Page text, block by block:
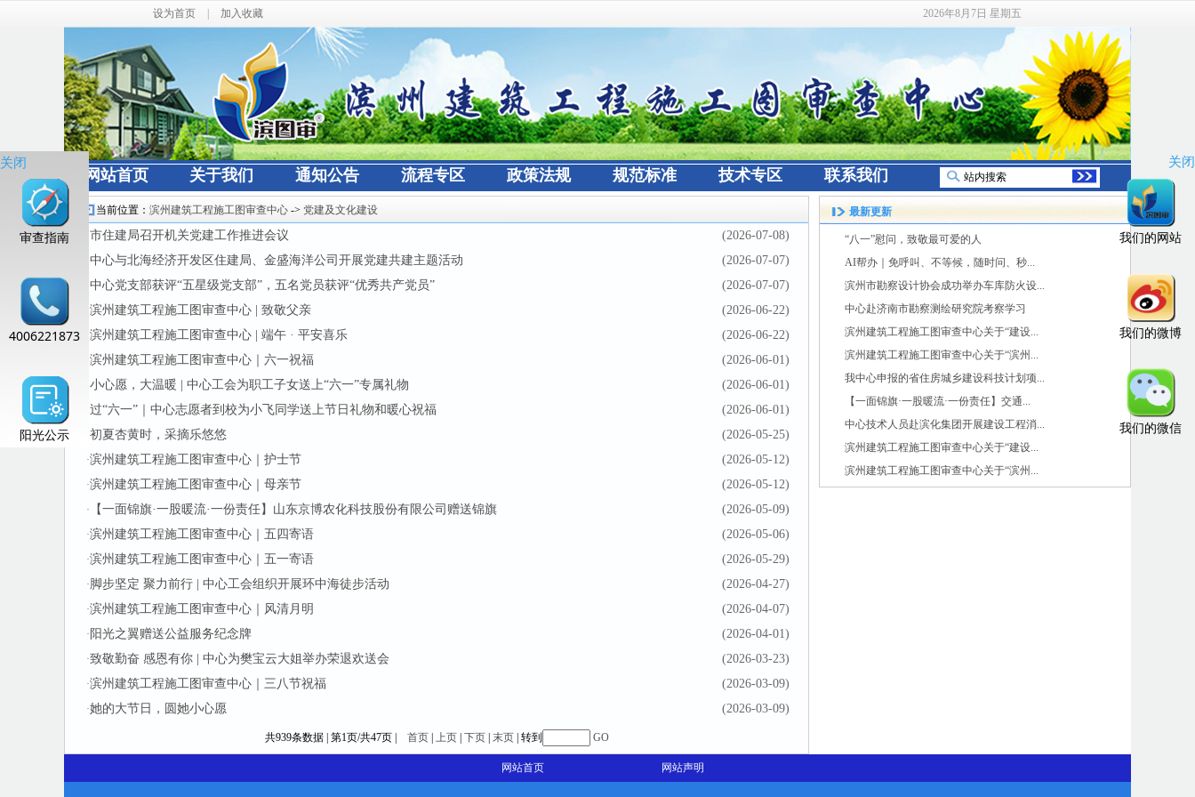
设为首页 加入收藏 2026年8月7日 星期五
网站首页 关于我们 通知公告 流程专区 政策法规 规范标准 技术专区 联系我们
当前位置：滨州建筑工程施工图审查中心 -> 党建及文化建设
·市住建局召开机关党建工作推进会议 (2026-07-08)
·中心与北海经济开发区住建局、金盛海洋公司开展党建共建主题活动 (2026-07-07)
·中心党支部获评“五星级党支部”，五名党员获评“优秀共产党员” (2026-07-07)
·滨州建筑工程施工图审查中心 | 致敬父亲 (2026-06-22)
·滨州建筑工程施工图审查中心 | 端午 · 平安喜乐 (2026-06-22)
·滨州建筑工程施工图审查中心｜六一祝福 (2026-06-01)
·小心愿，大温暖 | 中心工会为职工子女送上“六一”专属礼物 (2026-06-01)
·过“六一”｜中心志愿者到校为小飞同学送上节日礼物和暖心祝福 (2026-06-01)
·初夏杏黄时，采摘乐悠悠 (2026-05-25)
·滨州建筑工程施工图审查中心｜护士节 (2026-05-12)
·滨州建筑工程施工图审查中心｜母亲节 (2026-05-12)
· 【一面锦旗·一股暖流·一份责任】山东京博农化科技股份有限公司赠送锦旗 (2026-05-09)
·滨州建筑工程施工图审查中心｜五四寄语 (2026-05-06)
·滨州建筑工程施工图审查中心｜五一寄语 (2026-05-29)
·脚步坚定 聚力前行 | 中心工会组织开展环中海徒步活动 (2026-04-27)
·滨州建筑工程施工图审查中心｜风清月明 (2026-04-07)
· 阳光之翼赠送公益服务纪念牌 (2026-04-01)
·致敬勤奋 感恩有你 | 中心为樊宝云大姐举办荣退欢送会 (2026-03-23)
·滨州建筑工程施工图审查中心｜三八节祝福 (2026-03-09)
·她的大节日，圆她小心愿 (2026-03-09)
共939条数据 | 第1页/共47页 | 首页| 上页| 下页| 末页| 转到 GO
最新更新
“八一”慰问，致敬最可爱的人
AI帮办｜免呼叫、不等候，随时问、秒...
滨州市勘察设计协会成功举办车库防火设...
中心赴济南市勘察测绘研究院考察学习
滨州建筑工程施工图审查中心关于“建设...
滨州建筑工程施工图审查中心关于“滨州...
我中心申报的省住房城乡建设科技计划项...
【一面锦旗·一股暖流·一份责任】交通...
中心技术人员赴滨化集团开展建设工程消...
滨州建筑工程施工图审查中心关于“建设...
滨州建筑工程施工图审查中心关于“滨州...
关闭
审查指南
4006221873
阳光公示
关闭
我们的网站
我们的微博
我们的微信
网站首页 网站声明